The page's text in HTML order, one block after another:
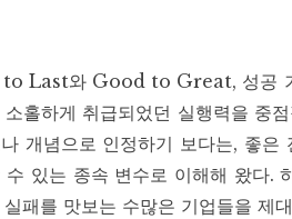
와 Good to Great, 성공 기
홀하게 취급되었던 실행력을 중
개념으로 인정하기 보다는, 좋
수 있는 종속 변수로 이해해 왔다.
패를 맛보는 수많은 기업들을 제